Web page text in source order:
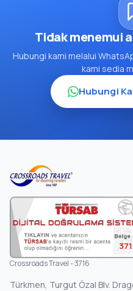
Tidak menemui
Hubungi kami melalui
kami sedia
Hubungi
Crossroads Travel - 3716
Türkmen, Turgut Özal Blv.